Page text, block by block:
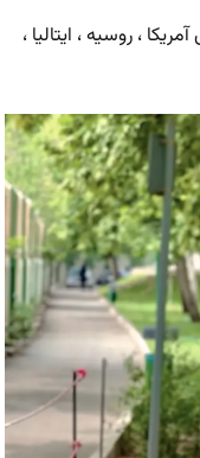
، روسیه ، ایتالیا ،